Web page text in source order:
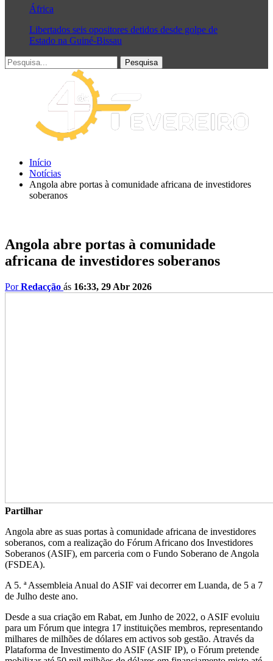
África
Libertados seis opositores detidos desde golpe de
Estado na Guiné-Bissau
Início
Notícias
Angola abre portas à comunidade africana de investidores
soberanos
Angola abre portas à comunidade
africana de investidores soberanos
PorRedacção ás 16:33, 29 Abr 2026
Partilhar
Angola abre as suas portas à comunidade africana de investidores
soberanos, com a realização do Fórum Africano dos Investidores
Soberanos (ASIF), em parceria com o Fundo Soberano de Angola
(FSDEA).
A 5. ª Assembleia Anual do ASIF vai decorrer em Luanda, de 5 a 7
de Julho deste ano.
Desde a sua criação em Rabat, em Junho de 2022, o ASIF evoluiu
para um Fórum que integra 17 instituições membros, representando
milhares de milhões de dólares em activos sob gestão. Através da
Plataforma de Investimento do ASIF (ASIF IP), o Fórum pretende